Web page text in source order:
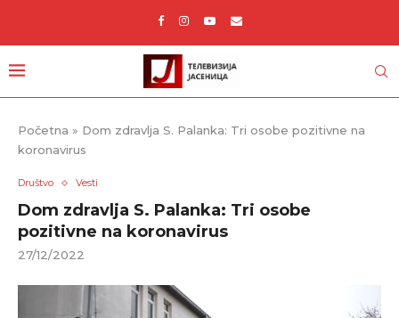
Početna » Dom zdravlja S. Palanka: Tri osobe pozitivne na
koronavirus
Društvo Vesti
Dom zdravlja S. Palanka: Tri osobe
pozitivne na koronavirus
27/12/2022